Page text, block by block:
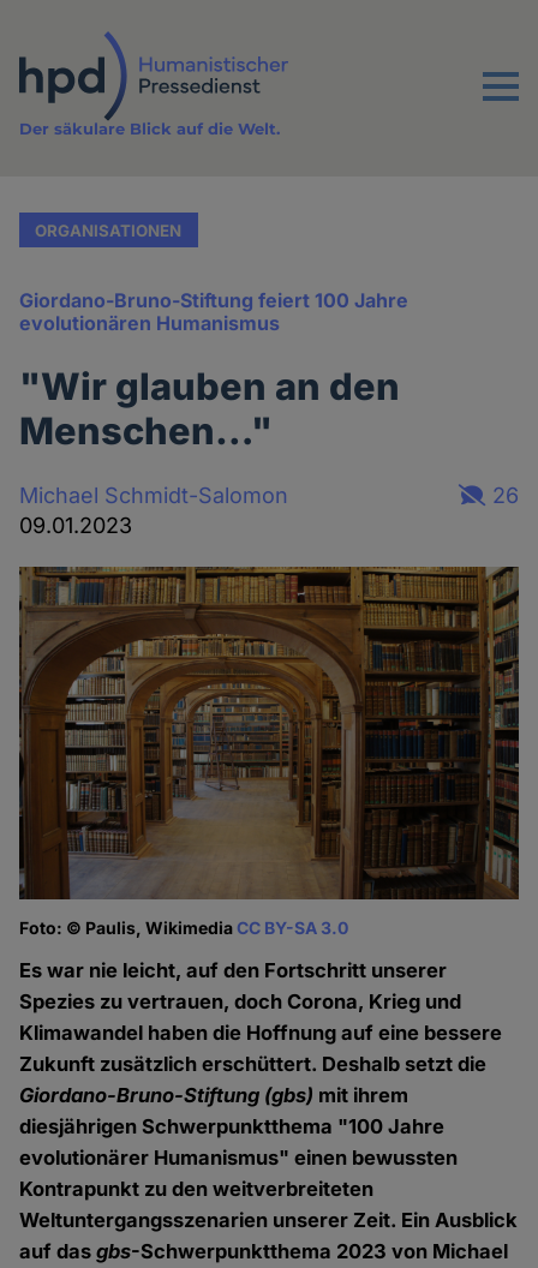
Inhalt
Menu
Der säkulare Blick auf die Welt.
ORGANISATIONEN
Giordano-Bruno-Stiftung feiert 100 Jahre
evolutionären Humanismus
"Wir glauben an den
Menschen…"
Michael Schmidt-Salomon
09.01.2023
26
Foto: © Paulis, WikimediaCC BY-SA 3.0
Es war nie leicht, auf den Fortschritt unserer
Spezies zu vertrauen, doch Corona, Krieg und
Klimawandel haben die Hoffnung auf eine bessere
Zukunft zusätzlich erschüttert. Deshalb setzt die
Giordano-Bruno-Stiftung (gbs) mit ihrem
diesjährigen Schwerpunktthema "100 Jahre
evolutionärer Humanismus" einen bewussten
Kontrapunkt zu den weitverbreiteten
Weltuntergangsszenarien unserer Zeit. Ein Ausblick
auf dasgbs-Schwerpunktthema 2023 von Michael